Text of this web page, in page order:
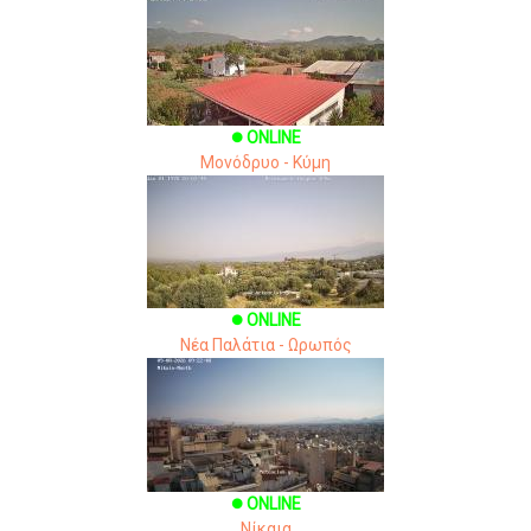
brightness_1 ONLINE
Μονόδρυο - Κύμη
brightness_1 ONLINE
Νέα Παλάτια - Ωρωπός
brightness_1 ONLINE